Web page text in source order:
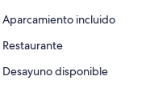
| Vistas del balcón
Aparcamiento incluido
Restaurante
Desayuno disponible